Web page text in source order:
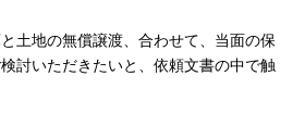
土地の無償譲渡、合わせて、当面の保
討いただきたいと、依頼文書の中で触